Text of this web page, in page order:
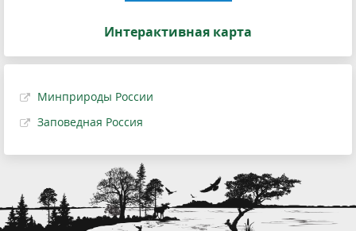
Интерактивная карта
Минприроды России
Заповедная Россия